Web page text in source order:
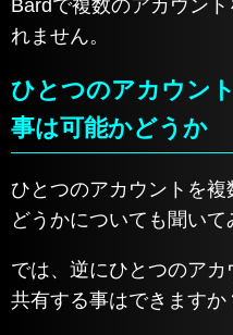
Bardで複数のアカウン
れません。
ひとつのアカウン
事は可能かどうか
ひとつのアカウントを
どうかについても聞いて
では、逆にひとつのア
共有する事はできますか